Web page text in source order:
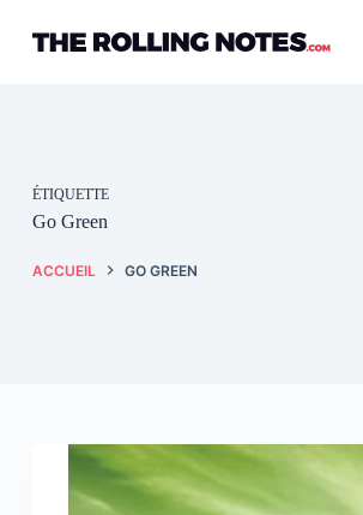
contenu
ÉTIQUETTE
Go Green
ACCUEIL GO GREEN